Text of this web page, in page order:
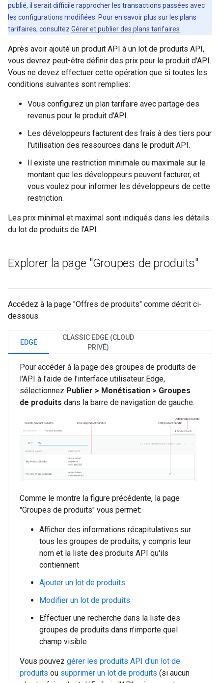
publié, il serait difficile rapprocher les transactions passées avec
les configurations modifiées. Pour en savoir plus sur les plans
tarifaires, consultez Gérer et publier des plans tarifaires
Après avoir ajouté un produit API à un lot de produits API,
vous devrez peut-être définir des prix pour le produit d'API.
Vous ne devez effectuer cette opération que si toutes les
conditions suivantes sont remplies:
Vous configurez un plan tarifaire avec partage des
revenus pour le produit d'API.
Les développeurs facturent des frais à des tiers pour
l'utilisation des ressources dans le produit API.
Il existe une restriction minimale ou maximale sur le
montant que les développeurs peuvent facturer, et
vous voulez pour informer les développeurs de cette
restriction.
Les prix minimal et maximal sont indiqués dans les détails
du lot de produits de l'API.
Explorer la page "Groupes de produits"
Accédez à la page "Offres de produits" comme décrit ci-
dessous.
EDGE
CLASSIC EDGE (CLOUD
PRIVÉ)
Pour accéder à la page des groupes de produits de
l'API à l'aide de l'interface utilisateur Edge,
sélectionnez Publier > Monétisation > Groupes
de produits dans la barre de navigation de gauche.
Comme le montre la figure précédente, la page
"Groupes de produits" vous permet:
Afficher des informations récapitulatives sur
tous les groupes de produits, y compris leur
nom et la liste des produits API qu'ils
contiennent
Ajouter un lot de produits
Modifier un lot de produits
Effectuer une recherche dans la liste des
groupes de produits dans n'importe quel
champ visible
Vous pouvez gérer les produits API d'un lot de
produits ou supprimer un lot de produits (si aucun